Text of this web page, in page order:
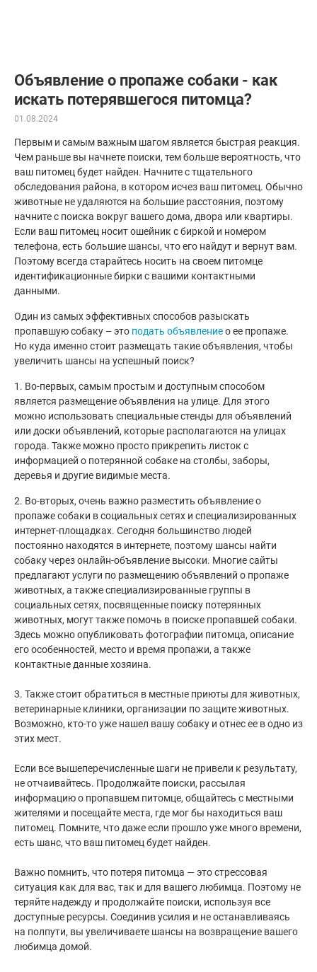
Объявление о пропаже собаки - как
искать потерявшегося питомца?
01.08.2024
Первым и самым важным шагом является быстрая реакция.
Чем раньше вы начнете поиски, тем больше вероятность, что
ваш питомец будет найден. Начните с тщательного
обследования района, в котором исчез ваш питомец. Обычно
животные не удаляются на большие расстояния, поэтому
начните с поиска вокруг вашего дома, двора или квартиры.
Если ваш питомец носит ошейник с биркой и номером
телефона, есть большие шансы, что его найдут и вернут вам.
Поэтому всегда старайтесь носить на своем питомце
идентификационные бирки с вашими контактными
данными.
Один из самых эффективных способов разыскать
пропавшую собаку – это подать объявлениео ее пропаже.
Но куда именно стоит размещать такие объявления, чтобы
увеличить шансы на успешный поиск?
1. Во-первых, самым простым и доступным способом
является размещение объявления на улице. Для этого
можно использовать специальные стенды для объявлений
или доски объявлений, которые располагаются на улицах
города. Также можно просто прикрепить листок с
информацией о потерянной собаке на столбы, заборы,
деревья и другие видимые места.
2. Во-вторых, очень важно разместить объявление о
пропаже собаки в социальных сетях и специализированных
интернет-площадках. Сегодня большинство людей
постоянно находятся в интернете, поэтому шансы найти
собаку через онлайн-объявление высоки. Многие сайты
предлагают услуги по размещению объявлений о пропаже
животных, а также специализированные группы в
социальных сетях, посвященные поиску потерянных
животных, могут также помочь в поиске пропавшей собаки.
Здесь можно опубликовать фотографии питомца, описание
его особенностей, место и время пропажи, а также
контактные данные хозяина.
3. Также стоит обратиться в местные приюты для животных,
ветеринарные клиники, организации по защите животных.
Возможно, кто-то уже нашел вашу собаку и отнес ее в одно из
этих мест.
Если все вышеперечисленные шаги не привели к результату,
не отчаивайтесь. Продолжайте поиски, рассылая
информацию о пропавшем питомце, общайтесь с местными
жителями и посещайте места, где мог бы находиться ваш
питомец. Помните, что даже если прошло уже много времени,
есть шанс, что ваш питомец будет найден.
Важно помнить, что потеря питомца — это стрессовая
ситуация как для вас, так и для вашего любимца. Поэтому не
теряйте надежду и продолжайте поиски, используя все
доступные ресурсы. Соединив усилия и не останавливаясь
на полпути, вы увеличиваете шансы на возвращение вашего
любимца домой.